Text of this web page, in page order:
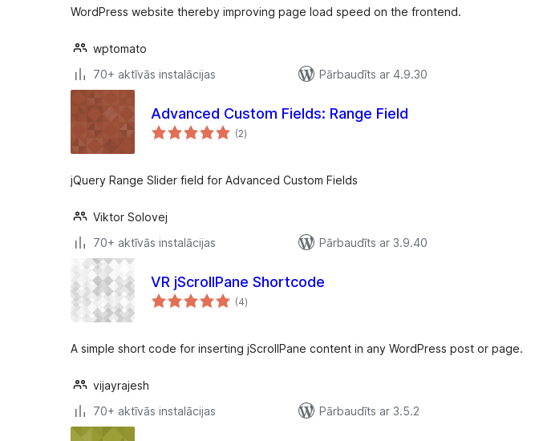
WordPress website thereby improving page load speed on the frontend.
wptomato
70+ aktīvās instalācijas
Pārbaudīts ar 4.9.30
Advanced Custom Fields: Range Field
(2vērtējumu
kopsumma
)
jQuery Range Slider field for Advanced Custom Fields
Viktor Solovej
70+ aktīvās instalācijas
Pārbaudīts ar 3.9.40
VR jScrollPane Shortcode
(4vērtējumu
kopsumma
)
A simple short code for inserting jScrollPane content in any WordPress post or page.
vijayrajesh
70+ aktīvās instalācijas
Pārbaudīts ar 3.5.2